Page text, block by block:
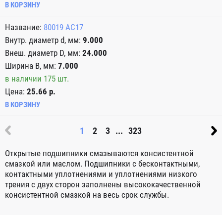
В КОРЗИНУ
80019 АС17
9.000
24.000
7.000
в наличии 175 шт.
Цена: 25.66 р.
В КОРЗИНУ
1 2 3 ... 323
Открытые подшипники смазываются консистентной
смазкой или маслом. Подшипники с бecконтактными,
контактными уплотнениями и уплотнениями низкого
трения с двух сторон заполнены высококачественной
консистентной смазкой на весь срок службы.